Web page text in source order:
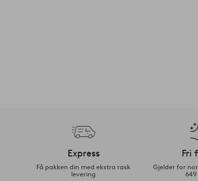
Express
Få pakken din med ekstra rask
levering
Fri
Gjelder for
649